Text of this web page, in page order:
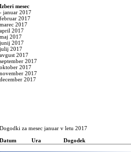
Izberi mesec
- januar 2017
februar 2017
marec 2017
april 2017
maj 2017
junij 2017
julij 2017
avgust 2017
september 2017
oktober 2017
november 2017
december 2017
Dogodki za mesec januar v letu 2017
Datum
Ura Dogodek